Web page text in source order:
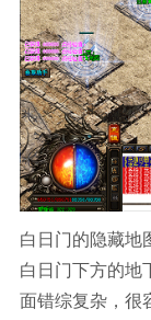
白日门的隐藏地
白日门下方的地
面错综复杂，很